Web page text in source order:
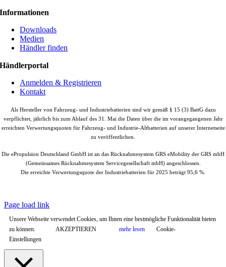
Informationen
Downloads
Medien
Händler finden
Händlerportal
Anmelden & Registrieren
Kontakt
Als Hersteller von Fahrzeug- und Industriebatterien sind wir gemäß § 15 (3) BattG dazu
verpflichtet, jährlich bis zum Ablauf des 31. Mai die Daten über die im vorangegangenen Jahr
erreichten Verwertungsquoten für Fahrzeug- und Industrie-Altbatterien auf unserer Internetseite
zu veröffentlichen.
Die ePropulsion Deutschland GmbH ist an das Rücknahmesystem GRS eMobility der GRS mbH
(Gemeinsames Rücknahmesystem Servicegesellschaft mbH) angeschlossen.
Die erreichte Verwertungsquote der Industriebatterien für 2025 beträgt 95,6 %.
Page load link
Unsere Webseite verwendet Cookies, um Ihnen eine bestmögliche Funktionalität bieten
zu können.
AKZEPTIEREN mehr lesen
Cookie-
Einstellungen